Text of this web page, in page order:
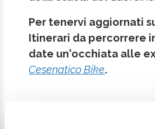
Per tenervi aggiornati
Itinerari da percorrere
date un'occhiata alle
Cesenatico Bike.